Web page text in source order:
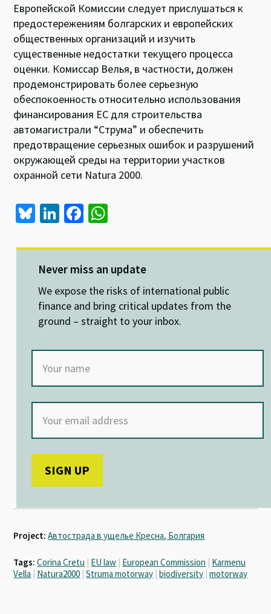
Европейской Комиссии следует прислушаться к
предостережениям болгарских и европейских
общественных организаций и изучить
существенные недостатки текущего процесса
оценки. Комиссар Велья, в частности, должен
продемонстрировать более серьезную
обеспокоенность относительно использования
финансирования ЕС для строительства
автомагистрали “Струма” и обеспечить
предотвращение серьезных ошибок и разрушений
окружающей среды на территории участков
охранной сети Natura 2000.
Bl
es
ky
Li
ke
dI
n
Fa
b
o
o
k
at
sA
p
p
Never miss an update
We expose the risks of international public
finance and bring critical updates from the
ground – straight to your inbox.
Project: Автострада в ущелье Кресна, Болгария
Tags: Corina Cretu | EU law | European Commission | Karmenu
Vella | Natura2000 | Struma motorway | biodiversity | motorway